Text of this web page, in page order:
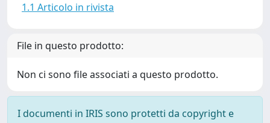
1.1 Articolo in rivista
File in questo prodotto:
Non ci sono file associati a questo prodotto.
I documenti in IRIS sono protetti da copyright e